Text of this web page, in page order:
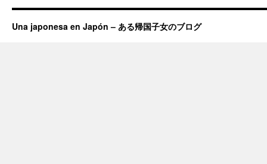
Una japonesa en Japón – ある帰国子女のブログ